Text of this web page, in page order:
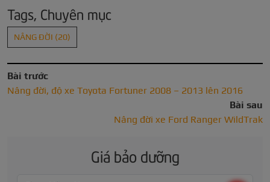
Tags, Chuyên mục
NÂNG ĐỜI (20)
Bài trước
Nâng đời, độ xe Toyota Fortuner 2008 – 2013 lên 2016
Bài sau
Nâng đời xe Ford Ranger WildTrak
Giá bảo dưỡng